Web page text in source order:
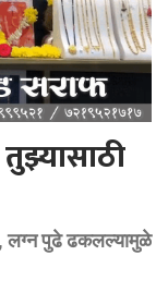
लग्न पुढे ढकलल्यामुळे